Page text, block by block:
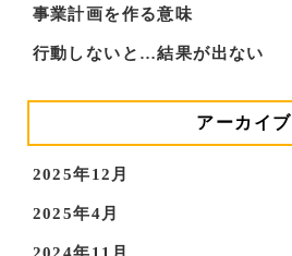
事業計画を作る意味
行動しないと…結果が出ない
アーカイブ
2025年12月
2025年4月